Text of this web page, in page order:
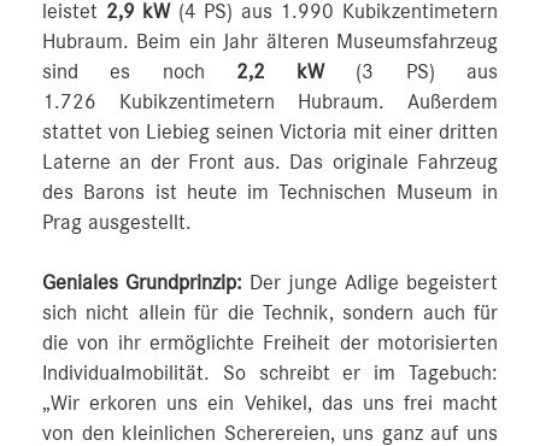
leistet 2,9 kW(4 PS) aus 1.990 Kubikzentimetern
Hubraum. Beim ein Jahr älteren Museumsfahrzeug
sind es noch 2,2 kW(3 PS) aus
1.726 Kubikzentimetern Hubraum. Außerdem
stattet von Liebieg seinen Victoria mit einer dritten
Laterne an der Front aus. Das originale Fahrzeug
des Barons ist heute im Technischen Museum in
Prag ausgestellt.
Geniales Grundprinzip: Der junge Adlige begeistert
sich nicht allein für die Technik, sondern auch für
die von ihr ermöglichte Freiheit der motorisierten
Individualmobilität. So schreibt er im Tagebuch:
„Wir erkoren uns ein Vehikel, das uns frei macht
von den kleinlichen Scherereien, uns ganz auf uns